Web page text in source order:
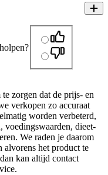
zorgen dat de prijs- en
verkopen zo accuraat
worden verbeterd,
voedingswaarden, dieet-
We raden je daarom
alvorens het product te
kan altijd contact